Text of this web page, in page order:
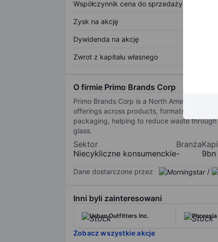
Współczynnik cena do sprzedaży
Zysk na akcję
Dywidenda na akcję
Zwrot z kapitału własnego
O firmie Primo Brands Corp
Primo Brands Corp is a North American
offerings across products, formats,
packaging, helping to reduce waste
glass.
Sektor
Niecykliczne konsumenckie
Branża
-
9bn
Dane dostarczone przez /
Inni byli zainteresowani
Urban Outfitters Inc. Phreesia
Zobacz wszystkie akcje